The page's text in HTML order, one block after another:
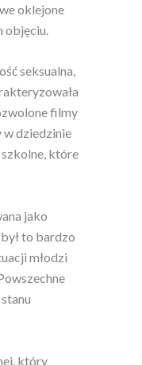
oklejone
objęciu.
seksualna,
filmy
w dziedzinie
które
jako
to bardzo
młodzi
który